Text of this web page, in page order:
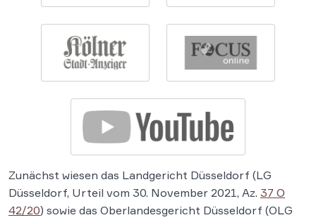
Zunächst wiesen das Landgericht Düsseldorf (LG
Düsseldorf, Urteil vom 30. November 2021, Az. 37 O
42/20) sowie das Oberlandesgericht Düsseldorf (OLG